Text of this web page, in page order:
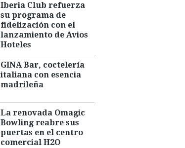
Iberia Club refuerza
su programa de
fidelización con el
lanzamiento de Avios
Hoteles
GINA Bar, coctelería
italiana con esencia
madrileña
La renovada Omagic
Bowling reabre sus
puertas en el centro
comercial H2O